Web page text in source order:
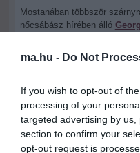
ma.hu - Do Not
If you wish to opt-out of
processing of your
targeted advertising by
section to confirm your
opt-out request is
Mostanában többször
nőcsábász hírében álló
akad egy-egy szemrevaló
kapkodta el a nősülést.
Valószínű, hogy nem is